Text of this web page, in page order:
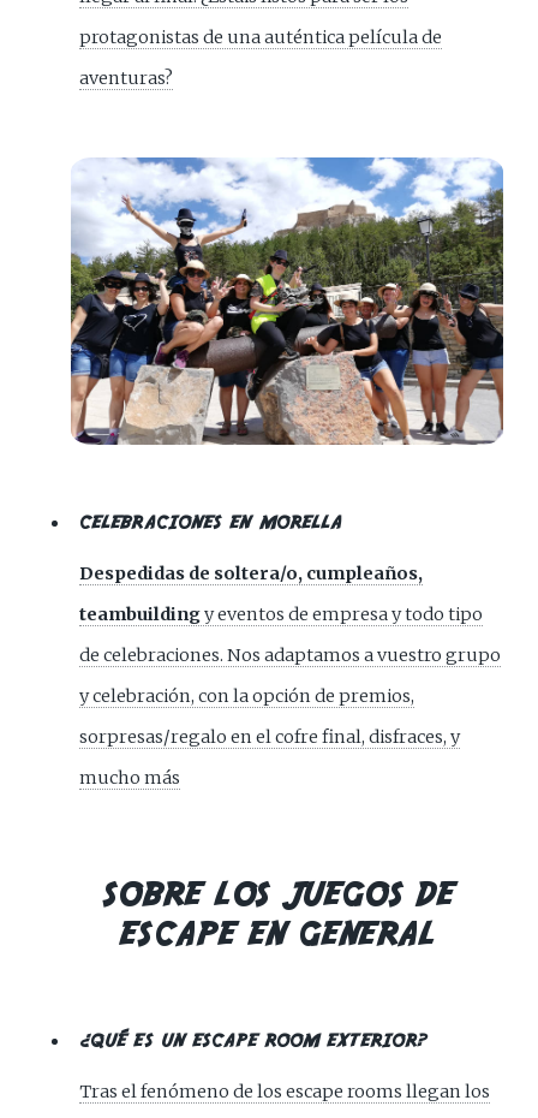
protagonistas de una auténtica película de
aventuras?
CELEBRACIONES EN MORELLA
Despedidas de soltera/o, cumpleaños,
teambuildingy eventos de empresa y todo tipo
de celebraciones. Nos adaptamos a vuestro grupo
y celebración, con la opción de premios,
sorpresas/regalo en el cofre final, disfraces, y
mucho más
SOBRE LOS JUEGOS DE
ESCAPE EN GENERAL
¿QUÉ ES UN ESCAPE ROOM EXTERIOR?
Tras el fenómeno de los escape rooms llegan los